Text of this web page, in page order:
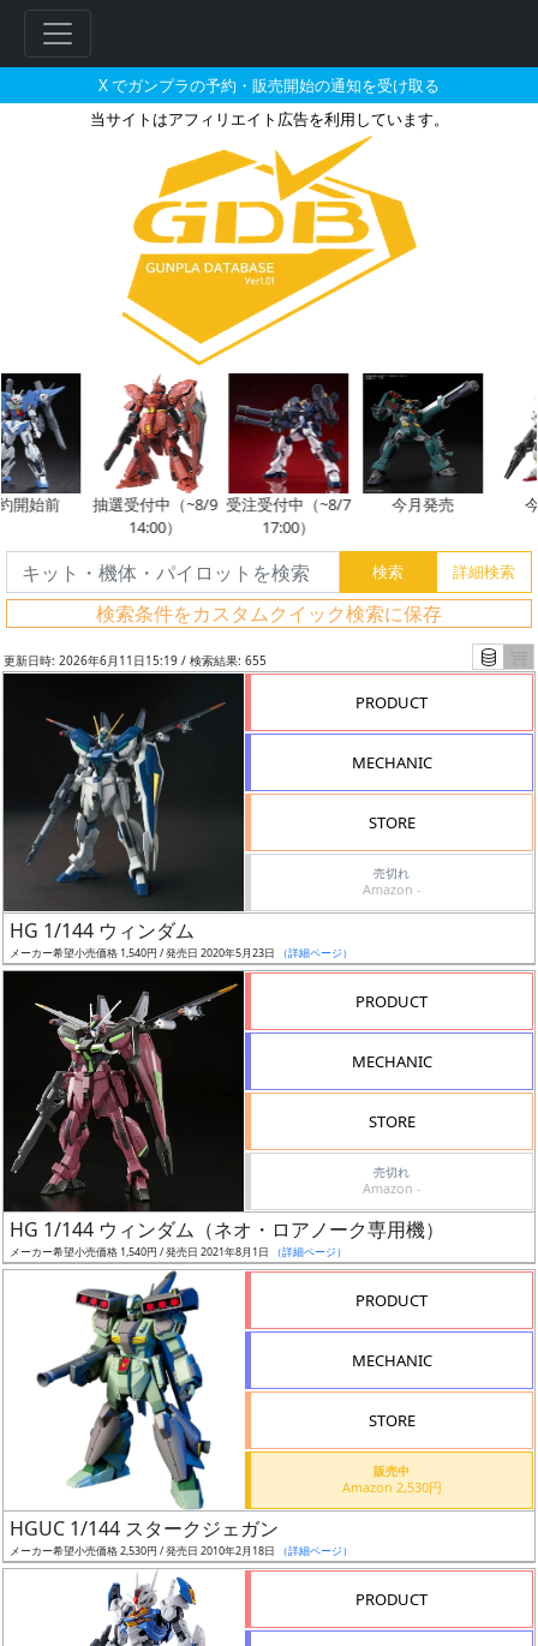
X でガンプラの予約・販売開始の通知を受け取る
当サイトはアフィリエイト広告を利用しています。
HG 1/144 ウィンダムとそれに関
前
抽選受付中（~8/9
14:00）
受注受付中（~8/7
17:00）
今月発売 今月
検索条件をカスタムクイック検索に保存
フ
リ
グ
レ
ル
更新日時: 2026年6月11日15:19 / 検索結果: 655
PRODUCT
MECHANIC
STORE
売切れ
Amazon -
HG 1/144 ウィンダム
メーカー希望小売価格 1,540円 / 発売日 2020年5月23日 （詳細ページ）
PRODUCT
MECHANIC
STORE
売切れ
Amazon -
HG 1/144 ウィンダム（ネオ・ロアノーク専用機）
メーカー希望小売価格 1,540円 / 発売日 2021年8月1日 （詳細ページ）
PRODUCT
MECHANIC
STORE
販売中
Amazon 2,530円
HGUC 1/144 スタークジェガン
メーカー希望小売価格 2,530円 / 発売日 2010年2月18日 （詳細ページ）
PRODUCT